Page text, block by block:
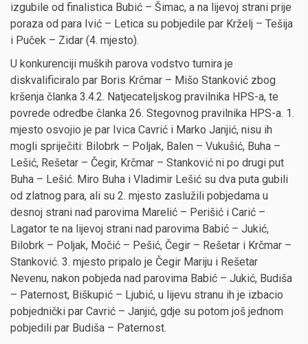
izgubile od finalistica Bubić – Šimac, a na lijevoj strani prije
poraza od para Ivić – Letica su pobjedile par Krželj – Tešija
i Puček – Zidar (4. mjesto).
U konkurenciji muških parova vodstvo turnira je
diskvalificiralo par Boris Krčmar – Mišo Stanković zbog
kršenja članka 3.4.2. Natjecateljskog pravilnika HPS-a, te
povrede odredbe članka 26. Stegovnog pravilnika HPS-a. 1.
mjesto osvojio je par Ivica Cavrić i Marko Janjić, nisu ih
mogli spriječiti: Bilobrk – Poljak, Balen – Vukušić, Buha –
Lešić, Rešetar – Čegir, Krčmar – Stanković ni po drugi put
Buha – Lešić. Miro Buha i Vladimir Lešić su dva puta gubili
od zlatnog para, ali su 2. mjesto zaslužili pobjedama u
desnoj strani nad parovima Marelić – Perišić i Carić –
Lagator te na lijevoj strani nad parovima Babić – Jukić,
Bilobrk – Poljak, Močić – Pešić, Čegir – Rešetar i Krčmar –
Stanković. 3. mjesto pripalo je Čegir Mariju i Rešetar
Nevenu, nakon pobjeda nad parovima Babić – Jukić, Budiša
– Paternost, Biškupić – Ljubić, u lijevu stranu ih je izbacio
pobjednički par Cavrić – Janjić, gdje su potom još jednom
pobjedili par Budiša – Paternost.